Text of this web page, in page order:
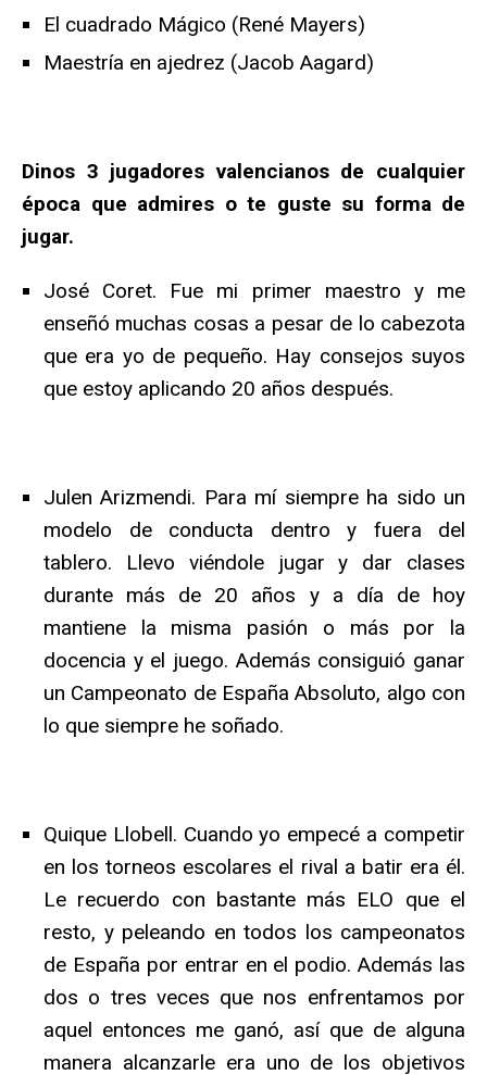
El cuadrado Mágico (René Mayers)
Maestría en ajedrez (Jacob Aagard)
Dinos 3 jugadores valencianos de cualquier
época que admires o te guste su forma de
jugar.
José Coret. Fue mi primer maestro y me
enseñó muchas cosas a pesar de lo cabezota
que era yo de pequeño. Hay consejos suyos
que estoy aplicando 20 años después.
Julen Arizmendi. Para mí siempre ha sido un
modelo de conducta dentro y fuera del
tablero. Llevo viéndole jugar y dar clases
durante más de 20 años y a día de hoy
mantiene la misma pasión o más por la
docencia y el juego. Además consiguió ganar
un Campeonato de España Absoluto, algo con
lo que siempre he soñado.
Quique Llobell. Cuando yo empecé a competir
en los torneos escolares el rival a batir era él.
Le recuerdo con bastante más ELO que el
resto, y peleando en todos los campeonatos
de España por entrar en el podio. Además las
dos o tres veces que nos enfrentamos por
aquel entonces me ganó, así que de alguna
manera alcanzarle era uno de los objetivos